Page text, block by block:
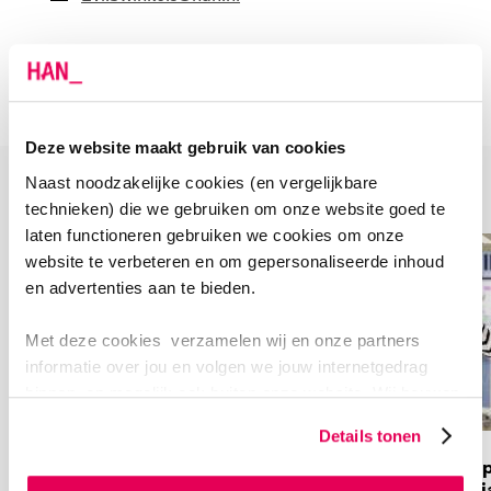
Deze website maakt gebruik van cookies
Naast noodzakelijke cookies (en vergelijkbare
technieken) die we gebruiken om onze website goed te
laten functioneren gebruiken we cookies om onze
website te verbeteren en om gepersonaliseerde inhoud
en advertenties aan te bieden.
Met deze cookies verzamelen wij en onze partners
informatie over jou en volgen we jouw internetgedrag
binnen, en mogelijk ook buiten onze website. Wij bouwen
website en communicatie aan op jouw voorkeuren. Ook
kunnen we zo gerichte advertenties laten zien op basis
Details tonen
PROJECTEN